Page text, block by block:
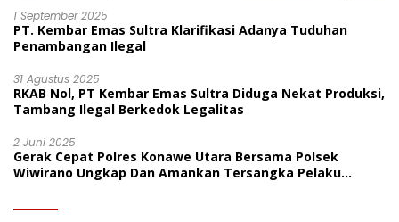
1 September 2025
PT. Kembar Emas Sultra Klarifikasi Adanya Tuduhan
Penambangan Ilegal
31 Agustus 2025
RKAB Nol, PT Kembar Emas Sultra Diduga Nekat Produksi,
Tambang Ilegal Berkedok Legalitas
2 Juni 2025
Gerak Cepat Polres Konawe Utara Bersama Polsek
Wiwirano Ungkap Dan Amankan Tersangka Pelaku